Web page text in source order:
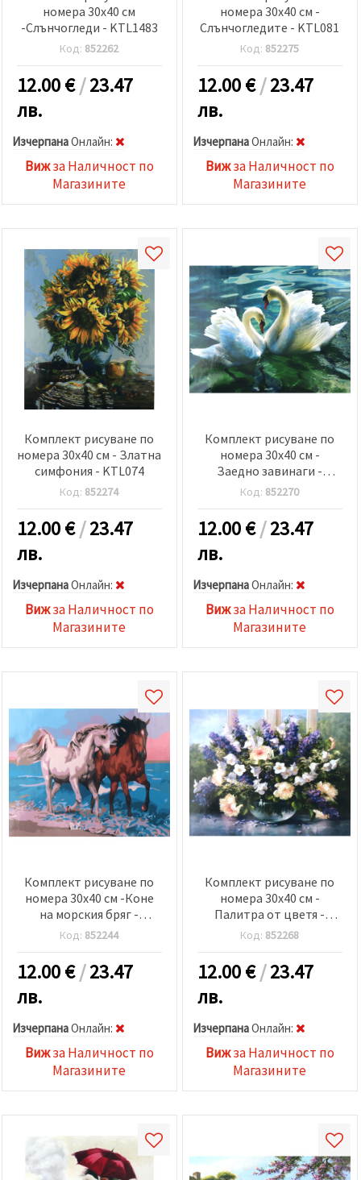
номера 30x40 см
-Слънчогледи - KTL1483
Код: 852262
12.00€/23.47
лв.
ИзчерпанаOнлайн:
Вижза Наличност по
Магазините
номера 30x40 см -
Слънчогледите - KTL081
Код: 852275
12.00€/23.47
лв.
ИзчерпанаOнлайн:
Вижза Наличност по
Магазините
Комплект рисуване по
номера 30x40 см - Златна
симфония - KTL074
Код: 852274
12.00€/23.47
лв.
ИзчерпанаOнлайн:
Вижза Наличност по
Магазините
Комплект рисуване по
номера 30x40 см -
Заедно завинаги -
KTL1442
Код: 852270
12.00€/23.47
лв.
ИзчерпанаOнлайн:
Вижза Наличност по
Магазините
Комплект рисуване по
номера 30x40 см -Коне
на морския бряг -
KTL1882
Код: 852244
12.00€/23.47
лв.
ИзчерпанаOнлайн:
Вижза Наличност по
Магазините
Комплект рисуване по
номера 30x40 см -
Палитра от цветя -
KTL002
Код: 852268
12.00€/23.47
лв.
ИзчерпанаOнлайн:
Вижза Наличност по
Магазините